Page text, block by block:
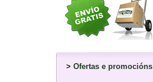
> Ofertas e promocións